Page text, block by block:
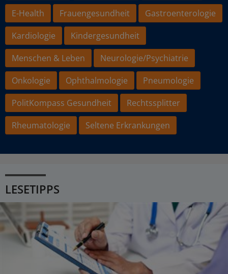
E-Health
Frauengesundheit
Gastroenterologie
Kardiologie
Kindergesundheit
Menschen & Leben
Neurologie/Psychiatrie
Onkologie
Ophthalmologie
Pneumologie
PolitKompass Gesundheit
Rechtssplitter
Rheumatologie
Seltene Erkrankungen
LESETIPPS